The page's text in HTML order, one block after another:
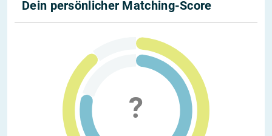
Dein persönlicher Matching-Score